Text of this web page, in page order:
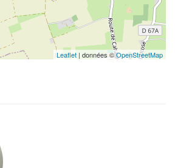
Leaflet | données ©OpenStreetMap